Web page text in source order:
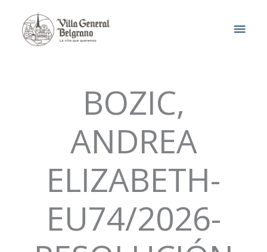
contenido
BOZIC,
ANDREA
ELIZABETH-
EU74/2026-